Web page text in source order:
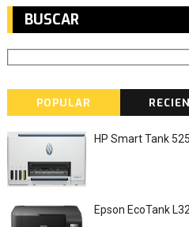
BUSCAR
POPULAR
HP Smart Tank
Epson EcoTank